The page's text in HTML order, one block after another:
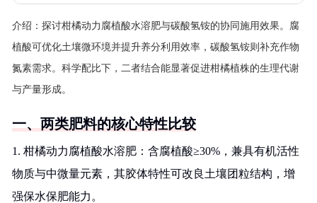
介绍： 探讨柑橘动力腐植酸水溶肥与碳酸氢铵的协同施用效果。腐
植酸可优化土壤微环境并提升养分利用效率，碳酸氢铵则补充作物
氮素需求。科学配比下，二者结合能显著促进柑橘植株的生理代谢
与产量形成。
一、两类肥料的核心特性比较
1. 柑橘动力腐植酸水溶肥：含腐植酸≥30%，兼具有机活性
物质与中微量元素，其胶体特性可改良土壤团粒结构，增
强保水保肥能力。